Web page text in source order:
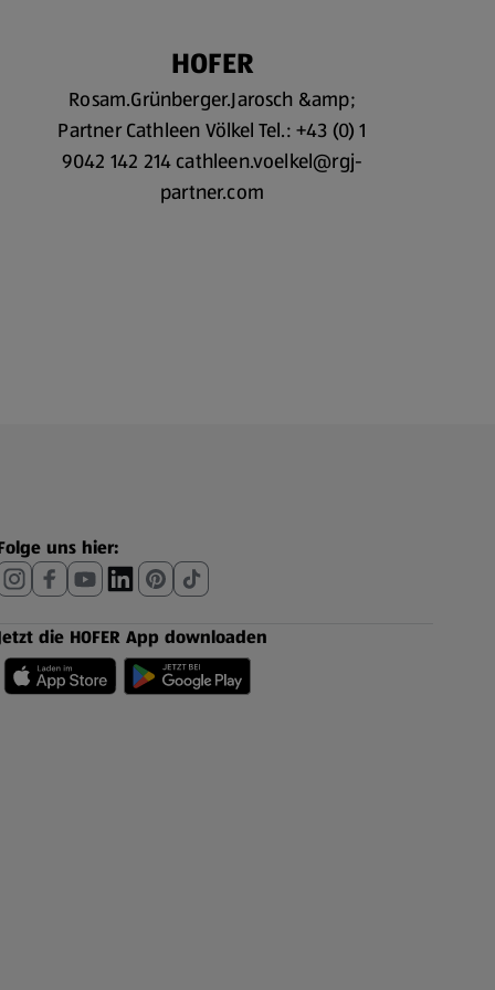
HOFER
Rosam.Grünberger.Jarosch &amp;
Partner Cathleen Völkel Tel.: +43 (0) 1
9042 142 214 cathleen.voelkel@rgj-
partner.com
uns hier:
die HOFER App downloaden